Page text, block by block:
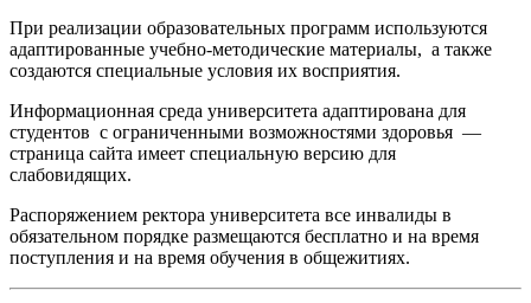
При реализации образовательных программ используются
адаптированные учебно-методические материалы, а также
создаются специальные условия их восприятия.
Информационная среда университета адаптирована для
студентов с ограниченными возможностями здоровья —
страница сайта имеет специальную версию для
слабовидящих.
Распоряжением ректора университета все инвалиды в
обязательном порядке размещаются бесплатно и на время
поступления и на время обучения в общежитиях.